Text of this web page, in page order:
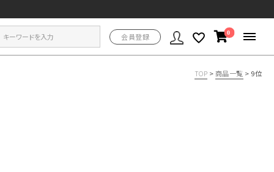
会員登録 0
TOP >商品一覧 > 9位